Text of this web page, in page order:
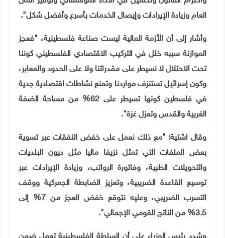
العام وزيادة الإيرادات وإيصال الخدمات بأسرع وأفضل شكل".
وأشار إلى أن الأزمة المالية ليست صناعة فلسطينية، "فعجز
الموازنة سببه خلل في التركيب الاقتصادي الفلسطيني كوننا
تحت الاحتلال لا نسيطر على مقدراتنا ولا على الحدود والمعابر،
وكون إسرائيل تستنزف مواردنا وتمنع نشاطات اقتصادية جدية
في فلسطين كونها تسيطر على 62% من مساحة الضفة
الغربية والقدس وتعزل غزة".
وقال اشتية: "مع ذلك نعمل على خفض النفقات عبر تسوية
بعض الملفات التي تمثل نزيفا ماليا مثل ديون البلديات
والتحويلات الطبية، وفاتورة الرواتب، وزيادة الإيرادات عبر
توسيع القاعدة الضريبية، وتعزيز الضابطة الجمركية ووقف
التسرب الضريبي، وعليه نتوقع خفض العجز من 7% إلى
3.5% من الناتج القومي الإجمالي".